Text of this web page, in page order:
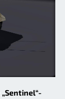
„Sentinel“-